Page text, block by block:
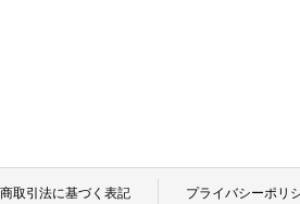
取引法に基づく表記 プライバシーポリ